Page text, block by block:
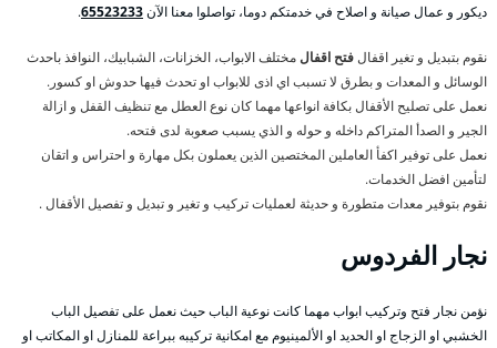
ديكور و عمال صيانة و اصلاح في خدمتكم دوما، تواصلوا معنا الآن65523233
.
نقوم بتبديل و تغير اقفالفتح اقفالمختلف الابواب، الخزانات، الشبابيك، النوافذ باحدث
الوسائل و المعدات و بطرق لا تسبب اي اذى للابواب او تحدث فيها حدوش او كسور.
نعمل على تصليح الأقفال بكافة انواعها مهما كان نوع العطل مع تنظيف القفل و ازالة
الجير و الصدأ المتراكم داخله و حوله و الذي يسبب صعوبة لدى فتحه.
نعمل على توفير اكفأ العاملين المختصين الذين يعملون بكل مهارة و احتراس و اتقان
لتأمين افضل الخدمات.
نقوم بتوفير معدات متطورة و حديثة لعمليات تركيب و تغير و تبديل و تفصيل الأقفال .
نجار الفردوس
نؤمن نجار فتح وتركيب ابواب مهما كانت نوعية الباب حيث نعمل على تفصيل الباب
الخشبي او الزجاج او الحديد او الألمينيوم مع امكانية تركيبه ببراعة للمنازل او المكاتب او